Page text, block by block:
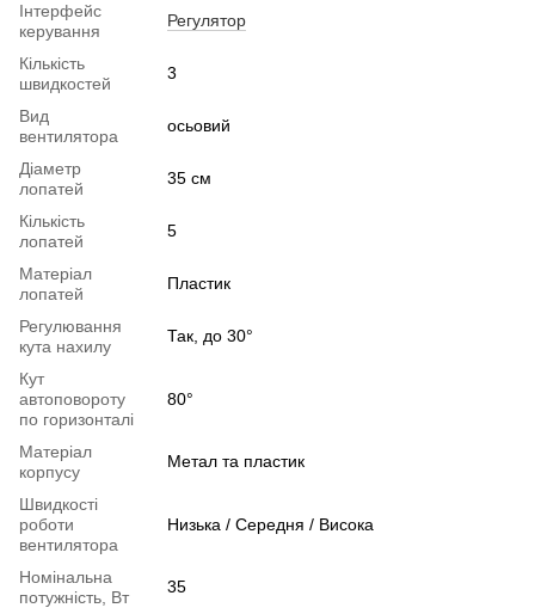
Інтерфейс
керування
Регулятор
Кількість
швидкостей
3
Вид
вентилятора
осьовий
Діаметр
лопатей
35 см
Кількість
лопатей
5
Матеріал
лопатей
Пластик
Регулювання
кута нахилу
Так, до 30°
Кут
автоповороту
по горизонталі
80°
Матеріал
корпусу
Метал та пластик
Швидкості
роботи
вентилятора
Низька / Середня / Висока
Номінальна
потужність, Вт
35